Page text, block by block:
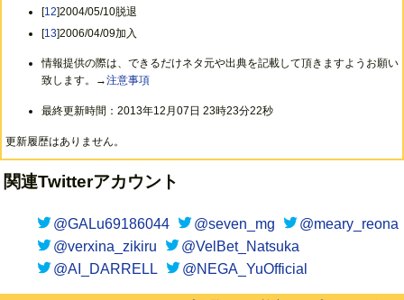
[12]2004/05/10脱退
[13]2006/04/09加入
情報提供の際は、できるだけネタ元や出典を記載して頂きますようお願い
致します。→注意事項
最終更新時間：2013年12月07日 23時23分22秒
更新履歴はありません。
関連Twitterアカウント
@GALu69186044 @seven_mg
@meary_reona
@verxina_zikiru
@VelBet_Natsuka
@AI_DARRELL
@NEGA_YuOfficial